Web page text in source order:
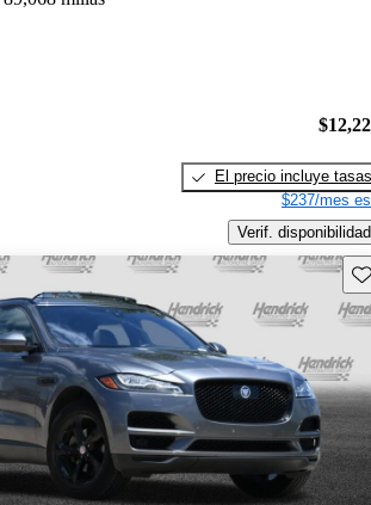
El precio incluye tasas
$237/mes
Verif. disponibilidad